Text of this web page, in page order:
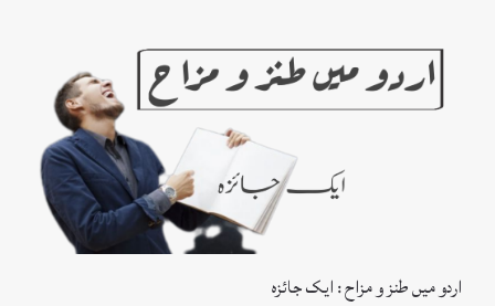
اردو میں طنز و مزاح : ایک جائزہ